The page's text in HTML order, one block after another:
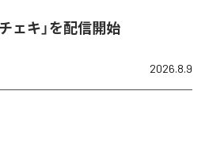
ェキ」を配信開始
2026.8.9